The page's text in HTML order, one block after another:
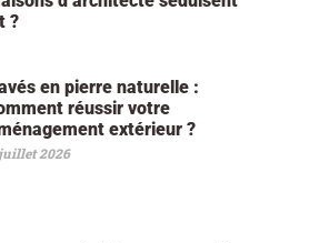
?
en pierre naturelle :
réussir votre
extérieur ?
2026